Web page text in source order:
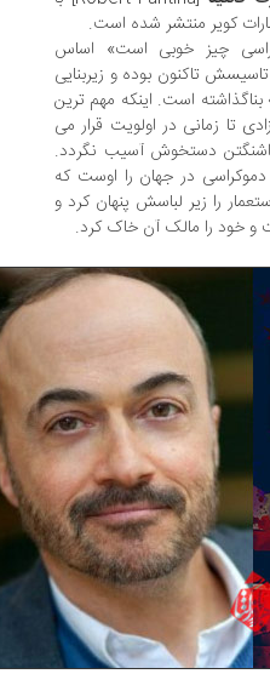
منتشر شده است.
خوبی است» اساس
بوده و زیربنایی
است. اینکه مهم ترین
در اولویت قرار می
دستخوش آسیب نگردد.
در جهان را اوست که
زیر لباسش پنهان کرد و
را مالک آن خاک کرد.